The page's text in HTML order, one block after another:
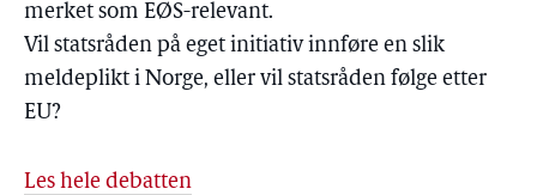
merket som EØS-relevant.
Vil statsråden på eget initiativ innføre en slik
meldeplikt i Norge, eller vil statsråden følge etter
EU?
Les hele debatten